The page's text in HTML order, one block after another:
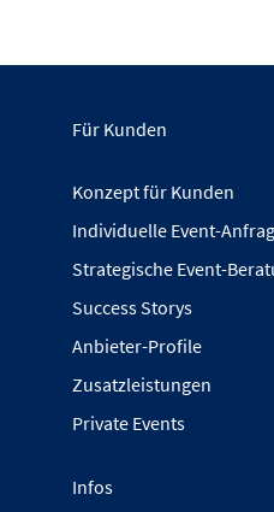
Für Kunden
Konzept für Kunden
Individuelle Event-
Strategische Event-
Success Storys
Anbieter-Profile
Zusatzleistungen
Private Events
Infos